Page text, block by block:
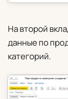
На второй
данные по
категорий.